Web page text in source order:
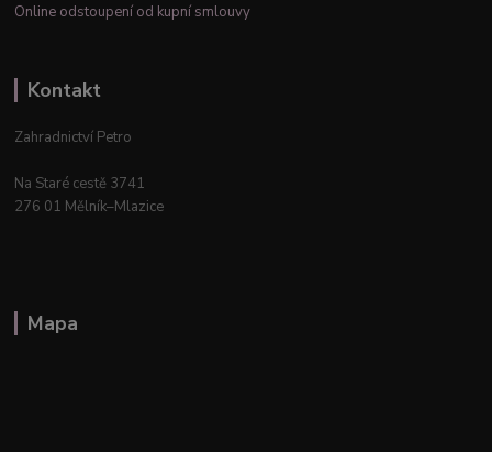
Online odstoupení od kupní smlouvy
Kontakt
Zahradnictví Petro
Na Staré cestě 3741
276 01 Mělník–Mlazice
Mapa